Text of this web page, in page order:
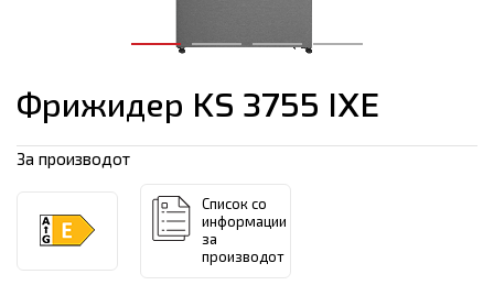
Фрижидер KS 3755 IXE
За производот
Список со
информации
за
производот